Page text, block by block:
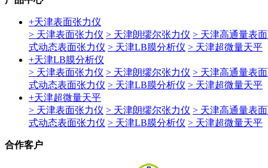
+天津表面张力仪
> 天津表面张力仪 > 天津朗缪尔张力仪 > 天津高通量表
式动态表面张力仪 > 天津LB膜分析仪 > 天津超微量天平
+天津LB膜分析仪
> 天津表面张力仪 > 天津朗缪尔张力仪 > 天津高通量表
式动态表面张力仪 > 天津LB膜分析仪 > 天津超微量天平
+天津超微量天平
> 天津表面张力仪 > 天津朗缪尔张力仪 > 天津高通量表
式动态表面张力仪 > 天津LB膜分析仪 > 天津超微量天平
合作客户